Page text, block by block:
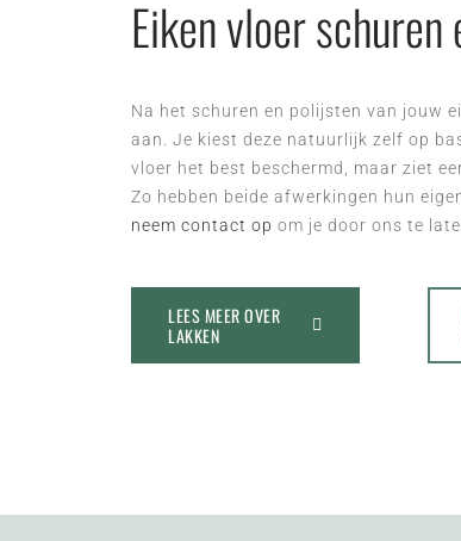
Eiken vloer
Na het schuren en polijsten van jouw
aan. Je kiest deze natuurlijk zelf op
vloer het best beschermd, maar ziet
Zo hebben beide afwerkingen hun
neem contact op om je door ons te
LEES MEER OVER
LAKKEN